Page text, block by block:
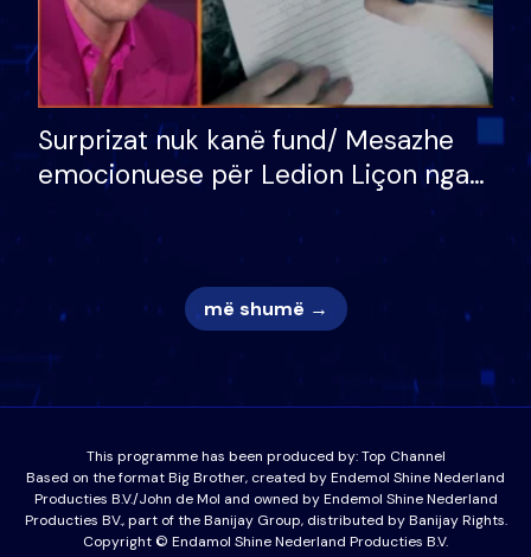
Surprizat nuk kanë fund/ Mesazhe
emocionuese për Ledion Liçon nga
nëna dhe fëmijët e tij, moderatori
nuk i mban dot lotët: Nuk meritoj…
më shumë →
This programme has been produced by:Top Channel
Based on the format Big Brother, created by Endemol Shine Nederland
Producties B.V./John de Mol and owned by Endemol Shine Nederland
Producties BV., part of the Banijay Group, distributed by Banijay Rights.
Copyright © Endamol Shine Nederland Producties B.V.